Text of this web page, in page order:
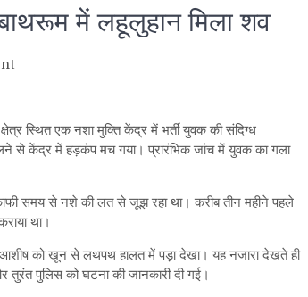
में लहूलुहान मिला शव
on
मुक्ति
केंद्र
युवक
की
हत्या,
बाथरूम
में
लहूलुहान
स्थित एक नशा मुक्ति केंद्र में भर्ती युवक की संदिग्ध
से केंद्र में हड़कंप मच गया। प्रारंभिक जांच में युवक का गला
समय से नशे की लत से जूझ रहा था। करीब तीन महीने पहले
था।
आशीष को खून से लथपथ हालत में पड़ा देखा। यह नजारा देखते ही
पुलिस को घटना की जानकारी दी गई।